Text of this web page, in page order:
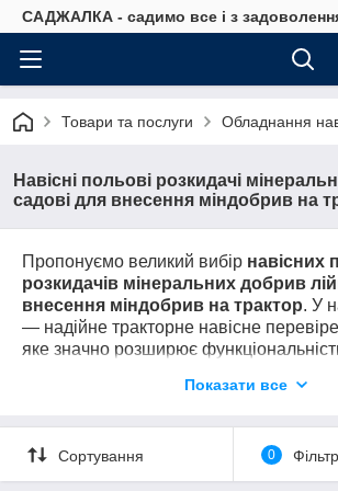
САДЖАЛКА - садимо все і з
Товари та послуги Обладнання
Навісні польові розкидачі
садові для внесення міндобрив на
Пропонуємо великий вибір навісних
розкидачів мінеральних добрив
внесення міндобрив на трактор. У
— надійне тракторне навісне
яке значно розширює
(067)684-71-6
ПІДБЕРЕМО
Показати все
Сортування 0